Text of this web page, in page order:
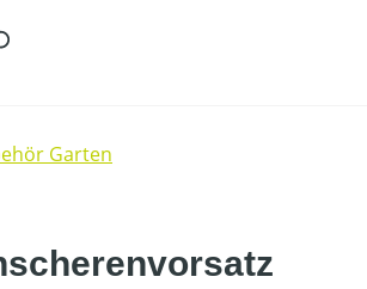
Garten